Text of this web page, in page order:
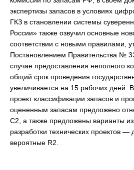
экспертизы запасов в условиях
ГКЗ в становлении системы
России» также озвучил основные
соответствии с новыми правилами,
Постановлением Правительства №
случае предоставления неполного
общий срок проведения
увеличивается на 15 рабочих дней.
проект классификации запасов и
оцененным запасам предложено
С2, а также предложены варианты
разработки технических проектов —
вероятные R2.